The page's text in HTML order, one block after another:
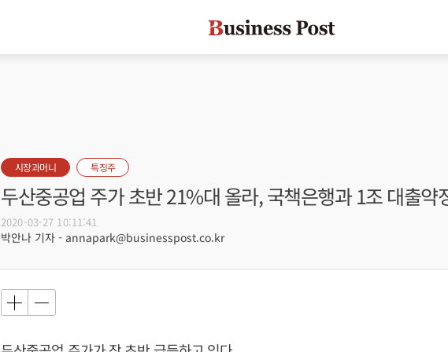
시장과머니 특징주
두산중공업 주가 초반 21%대 올라, 국책은행과 1조 대출약
2020-03-27 10:11:41
박안나 기자 - annapark@businesspost.co.kr